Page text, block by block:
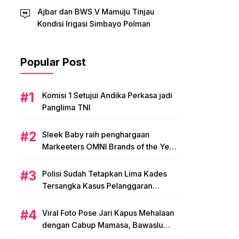
Ajbar dan BWS V Mamuju Tinjau
Kondisi Irigasi Simbayo Polman
Popular Post
Komisi 1 Setujui Andika Perkasa jadi
Panglima TNI
Sleek Baby raih penghargaan
Markeeters OMNI Brands of the Year
Polisi Sudah Tetapkan Lima Kades
Tersangka Kasus Pelanggaran
Viral Foto Pose Jari Kapus Mehalaan
dengan Cabup Mamasa, Bawaslu